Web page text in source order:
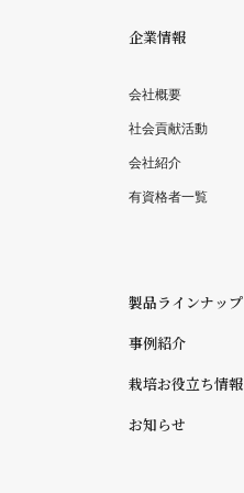
企業情報
会社概要
社会貢献活動
会社紹介
有資格者一覧
製品ラインナップ
事例紹介
栽培お役立ち情報
お知らせ